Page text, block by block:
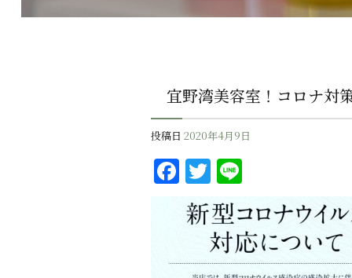
宜野湾美容室！コロナ対
投稿日 2020年4月9日
F
a
c
T
w
it
te
e